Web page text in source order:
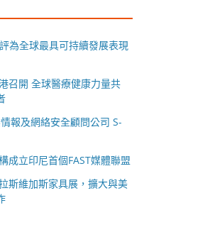
為全球最具可持續發展表現
召開 全球醫療健康力量共
報及網絡安全顧問公司 S-
成立印尼首個FAST媒體聯盟
斯維加斯家具展，擴大與美